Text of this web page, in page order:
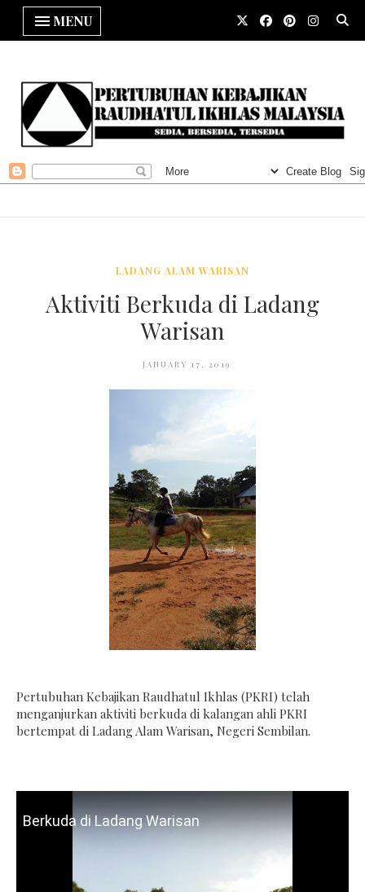
MENU
LADANG ALAM WARISAN
Aktiviti Berkuda di Ladang
Warisan
JANUARY 17, 2019
Pertubuhan Kebajikan Raudhatul Ikhlas (PKRI) telah
menganjurkan aktiviti berkuda di kalangan ahli PKRI
bertempat di Ladang Alam Warisan, Negeri Sembilan.
Berkuda di Ladang Warisan